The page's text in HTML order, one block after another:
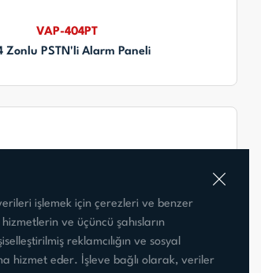
işlemek için çerezleri ve benzer
ve üçüncü şahısların
reklamcılığın ve sosyal
hizmet eder. İşleve bağlı olarak, veriler
VAP-404PT
Zonlu PSTN'li Alarm Paneli